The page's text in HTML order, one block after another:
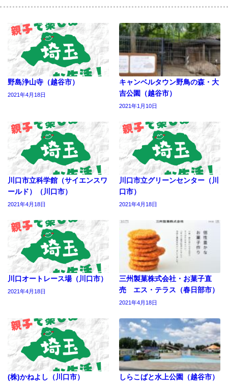
野島浄山寺（越谷市）
2021年4月18日
キャンベルタウン野鳥の森・大
吉公園（越谷市）
2021年1月10日
川口市立科学館（サイエンスワ
ールド）（川口市）
2021年4月18日
川口市立グリーンセンター（川
口市）
2021年4月18日
川口オートレース場（川口市）
2021年4月18日
三州製菓株式会社・お菓子直
売 エス・テラス（春日部市）
2021年4月18日
(株)かねよし（川口市） しらこばと水上公園（越谷市）